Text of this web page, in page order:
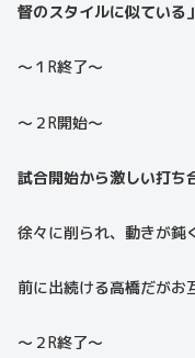
督のスタイルに似ている
〜１R終了〜
〜２R開始〜
試合開始から激しい打ち
徐々に削られ、動きが鈍
前に出続ける高橋だがお
〜２R終了〜